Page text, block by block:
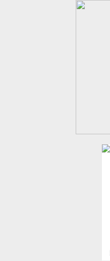
Перейти к основному содержанию